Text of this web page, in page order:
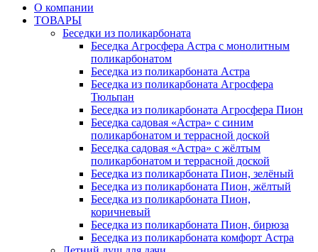
О компании
ТОВАРЫ
Беседки из поликарбоната
Беседка Агросфера Астра с монолитным
поликарбонатом
Беседка из поликарбоната Астра
Беседка из поликарбоната Агросфера
Тюльпан
Беседка из поликарбоната Агросфера Пион
Беседка садовая «Астра» с синим
поликарбонатом и террасной доской
Беседка садовая «Астра» с жёлтым
поликарбонатом и террасной доской
Беседка из поликарбоната Пион, зелёный
Беседка из поликарбоната Пион, жёлтый
Беседка из поликарбоната Пион,
коричневый
Беседка из поликарбоната Пион, бирюза
Беседка из поликарбоната комфорт Астра